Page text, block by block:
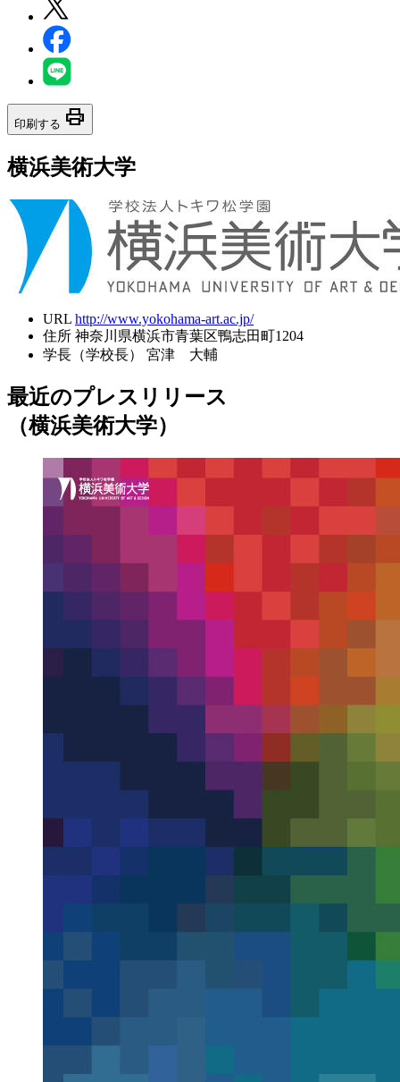
印刷する print
横浜美術大学
URL http://www.yokohama-art.ac.jp/
住所 神奈川県横浜市青葉区鴨志田町1204
学長（学校長）
宮津 大輔
最近のプレスリリース
（横浜美術大学）